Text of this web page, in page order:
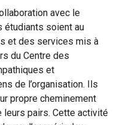
avec le
étudiants soient au
et des services mis à
du Centre des
et
de l’organisation. Ils
propre cheminement
pairs. Cette activité